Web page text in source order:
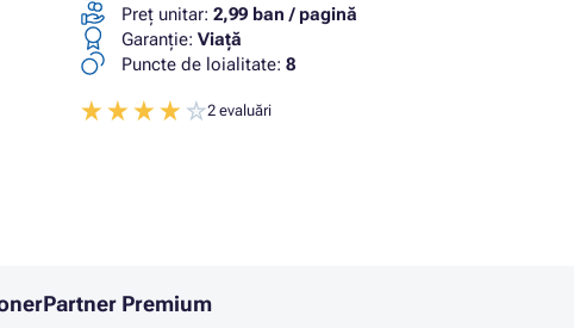
Preț unitar: 2,99 ban / pagină
Garanţie: Viaţă
Puncte de loialitate: 8
2 evaluări
Premium